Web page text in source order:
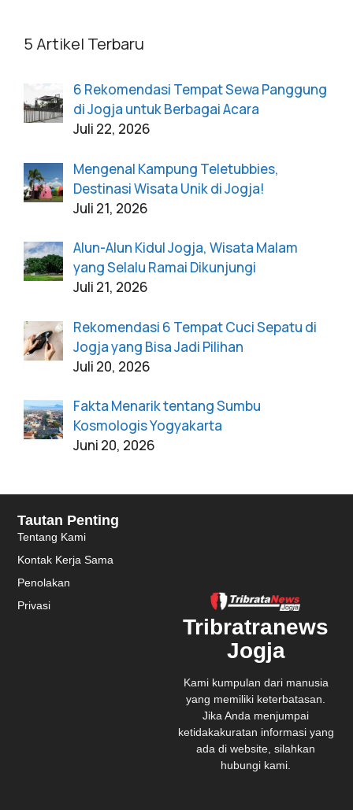
5 Artikel Terbaru
6 Rekomendasi Tempat Sewa Panggung
di Jogja untuk Berbagai Acara
Juli 22, 2026
Mengenal Kampung Teletubbies,
Destinasi Wisata Unik di Jogja!
Juli 21, 2026
Alun-Alun Kidul Jogja, Wisata Malam
yang Selalu Ramai Dikunjungi
Juli 21, 2026
Rekomendasi 6 Tempat Cuci Sepatu di
Jogja yang Bisa Jadi Pilihan
Juli 20, 2026
Fakta Menarik tentang Sumbu
Kosmologis Yogyakarta
Juni 20, 2026
Tribratranews
Jogja
Kami kumpulan dari manusia
yang memiliki keterbatasan.
Jika Anda menjumpai
ketidakakuratan informasi yang
ada di website, silahkan
hubungi kami.
Tautan Penting
Tentang Kami
Kontak Kerja Sama
Penolakan
Privasi